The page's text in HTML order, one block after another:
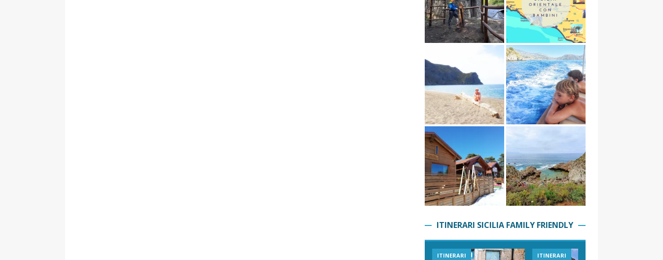
ITINERARI SICILIA FAMILY FRIENDLY
ITINERARI ITINERARI